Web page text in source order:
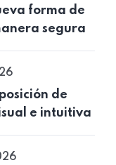
forma de
segura
de
e intuitiva